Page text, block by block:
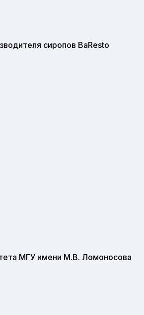
сиропов BaResto
МГУ имени М.В. Ломоносова